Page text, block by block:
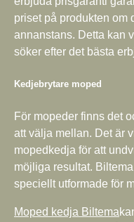
priset på produkten om
annanstans. Detta kan
söker efter det bästa
Kedjebrytare moped
För mopeder finns det
att välja mellan. Det är
mopedkedja för att
möjliga resultat.
speciellt utformade för
Moped kedja Biltema